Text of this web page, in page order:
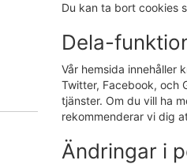
Du kan ta bort cookies
Dela-
Vår hemsida innehåller
Twitter, Facebook, och
tjänster. Om du vill ha
rekommenderar vi dig
Ändringar i